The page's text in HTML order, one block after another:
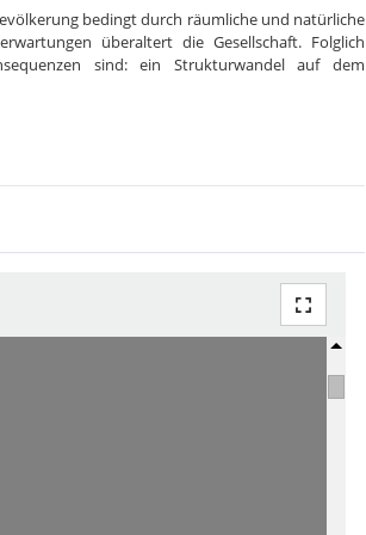
bedingt durch räumliche und natürliche
überaltert die Gesellschaft. Folglich
sind: ein Strukturwandel auf dem